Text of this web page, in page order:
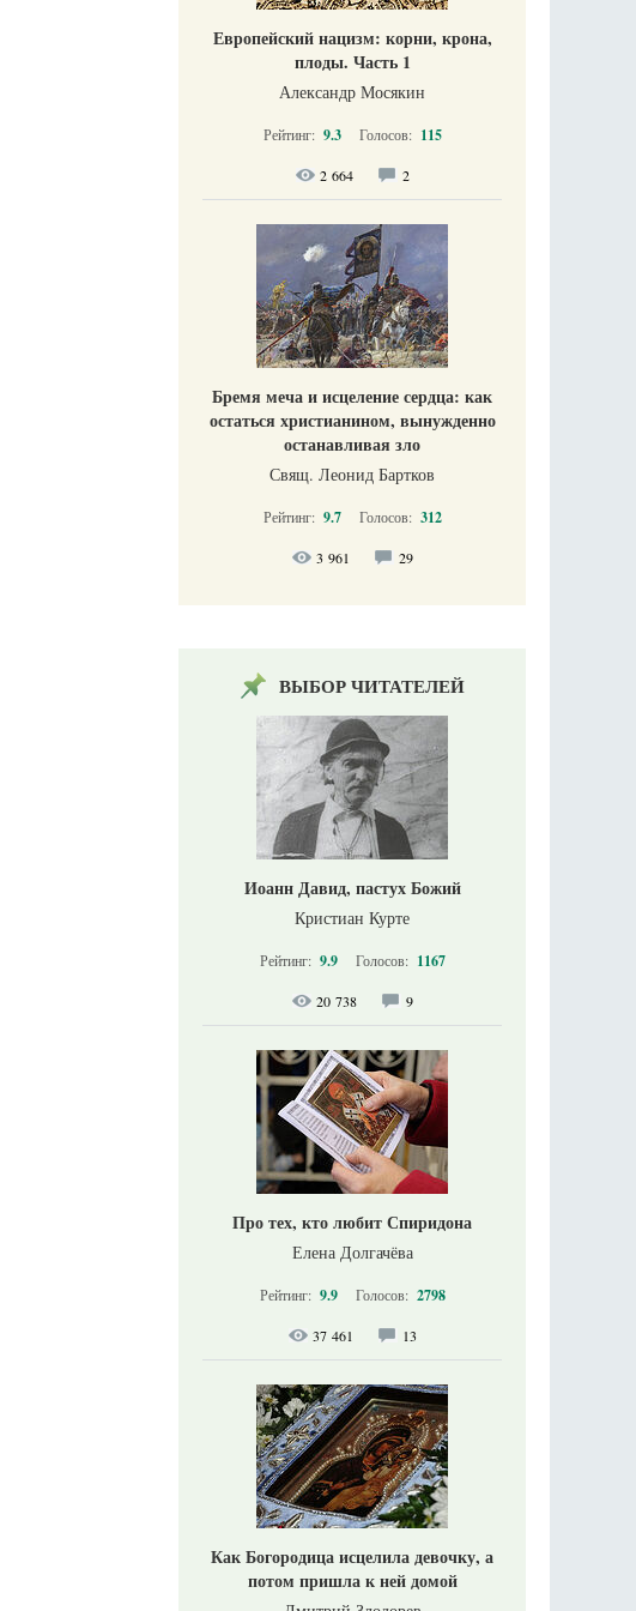
Европейский нацизм: корни, крона,
плоды. Часть 1
Александр Мосякин
Рейтинг: 9.3 Голосов: 115
2 664 2
Бремя меча и исцеление сердца: как
остаться христианином, вынужденно
останавливая зло
Свящ. Леонид Бартков
Рейтинг: 9.7 Голосов: 312
3 961 29
ВЫБОР ЧИТАТЕЛЕЙ
Иоанн Давид, пастух Божий
Кристиан Курте
Рейтинг: 9.9 Голосов: 1167
20 738 9
Про тех, кто любит Спиридона
Елена Долгачёва
Рейтинг: 9.9 Голосов: 2798
37 461 13
Как Богородица исцелила девочку, а
потом пришла к ней домой